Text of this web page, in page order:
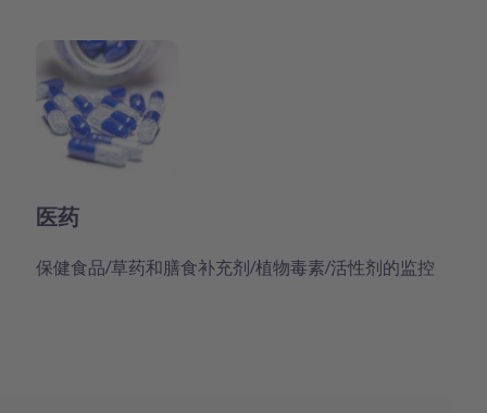
医药
保健食品/草药和膳食补充剂/植物毒素/活性剂的监控